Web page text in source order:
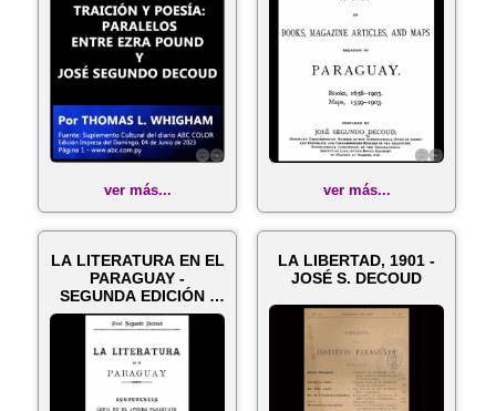
ver más... ver más...
LA LITERATURA EN EL
PARAGUAY -
SEGUNDA EDICIÓN -
Año 1889
LA LIBERTAD, 1901 -
JOSÉ S. DECOUD